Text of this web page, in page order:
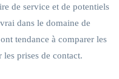
de service et de potentiels
dans le domaine de
tendance à comparer les
les prises de contact.